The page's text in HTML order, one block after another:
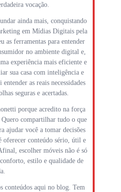
vocação.
ainda mais, conquistando
em Mídias Digitais pela
as ferramentas para entender
no ambiente digital e,
experiência mais eficiente e
sua casa com inteligência e
as reais necessidades
seguras e acertadas.
porque acredito na força
compartilhar tudo o que
ajudar você a tomar decisões
oferecer conteúdo sério, útil e
escolher móveis não é só
estilo e qualidade de
conteúdos aqui no blog. Tem